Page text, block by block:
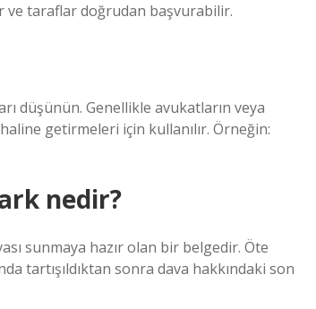
ve taraflar doğrudan başvurabilir.
düşünün. Genellikle avukatların veya
getirmeleri için kullanılır. Örneğin:
nedir?
sunmaya hazır olan bir belgedir. Öte
tartışıldıktan sonra dava hakkındaki son